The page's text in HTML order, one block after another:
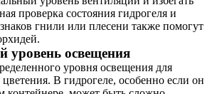
проверка состояния гидрогеля и
гнили или плесени также помогут
уровень освещения
уровня освещения для
В гидрогеле, особенно если он